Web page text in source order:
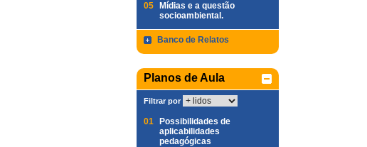
05
Mídias e a questão
socioambiental.
Banco de Relatos
Planos de Aula
Filtrar por
01
Possibilidades de
aplicabilidades
pedagógicas